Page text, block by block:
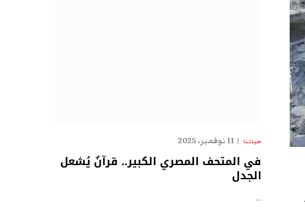
حياتنا 11 نوفمبر، 2025
في المتحف المصري الكبير.. قرآنٌ يُشعل
الجدل
…